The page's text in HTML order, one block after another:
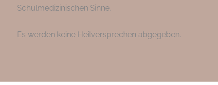
Schulmedizinischen Sinne.
Es werden keine Heilversprechen abgegeben.